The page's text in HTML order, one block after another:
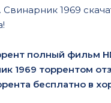
1969
полный фильм
1969 торрентом
бесплатно в